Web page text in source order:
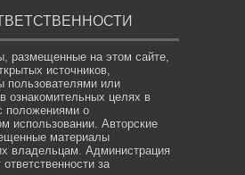
размещенные на этом сайте,
источников,
пользователями или
ознакомительных целях в
положениями о
использовании. Авторские
материалы
владельцам. Администрация
за